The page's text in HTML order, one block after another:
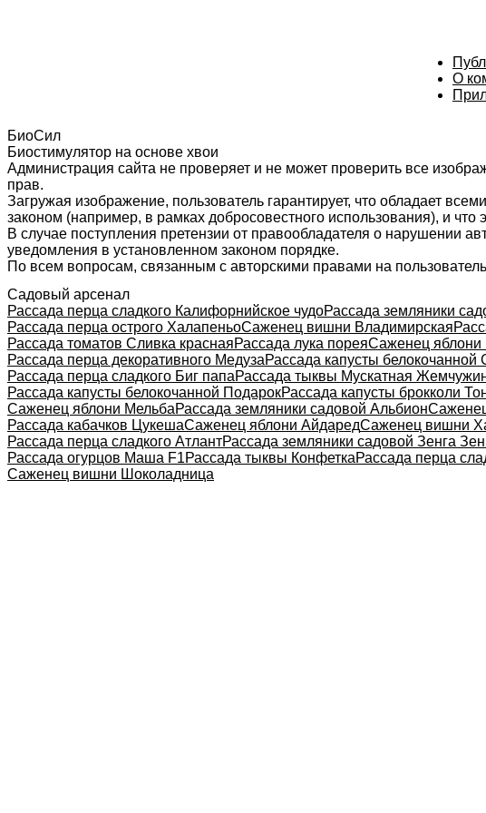
О
БиоСил
Биостимулятор на основе хвои
Администрация сайта не проверяет и не может проверить все
прав.
Загружая изображение, пользователь гарантирует, что обладает
законом (например, в рамках добросовестного использования), и что
В случае поступления претензии от правообладателя о нарушении
уведомления в установленном законом порядке.
По всем вопросам, связанным с авторскими правами на
Садовый арсенал
Рассада перца сладкого Калифорнийское чудоРассада земляники
Рассада перца острого ХалапеньоСаженец вишни Владимирская
Рассада томатов Сливка краснаяРассада лука пореяСаженец яблони
Рассада перца декоративного МедузаРассада капусты белокочанной
Рассада перца сладкого Биг папаРассада тыквы Мускатная
Рассада капусты белокочанной ПодарокРассада капусты брокколи
Саженец яблони МельбаРассада земляники садовой Альбион
Рассада кабачков ЦукешаСаженец яблони АйдаредСаженец вишни
Рассада перца сладкого АтлантРассада земляники садовой Зенга
Рассада огурцов Маша F1Рассада тыквы КонфеткаРассада перца
Саженец вишни Шоколадница